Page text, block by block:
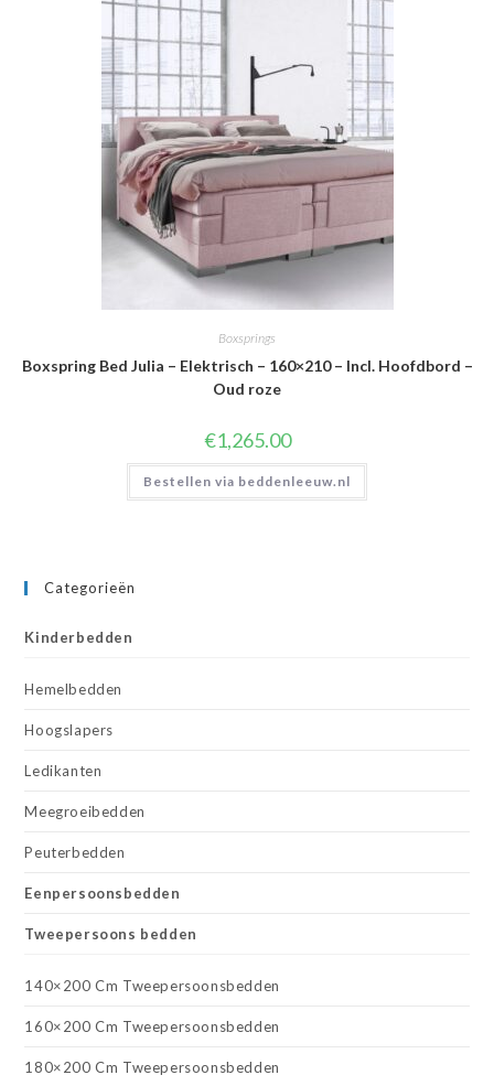
Boxsprings
Boxspring Bed Julia – Elektrisch – 160×210 – Incl. Hoofdbord –
Oud roze
€1,265.00
Bestellen via beddenleeuw.nl
Categorieën
Kinderbedden
Hemelbedden
Hoogslapers
Ledikanten
Meegroeibedden
Peuterbedden
Eenpersoonsbedden
Tweepersoons bedden
140×200 Cm Tweepersoonsbedden
160×200 Cm Tweepersoonsbedden
180×200 Cm Tweepersoonsbedden